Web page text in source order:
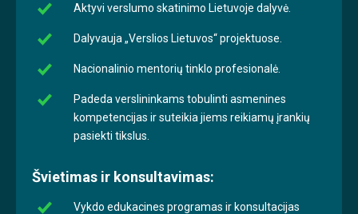
Aktyvi verslumo skatinimo Lietuvoje dalyvė.
Dalyvauja „Verslios Lietuvos“ projektuose.
Nacionalinio mentorių tinklo profesionalė.
Padeda verslininkams tobulinti asmenines
kompetencijas ir suteikia jiems reikiamų įrankių
pasiekti tikslus.
Švietimas ir konsultavimas:
Vykdo edukacines programas ir konsultacijas